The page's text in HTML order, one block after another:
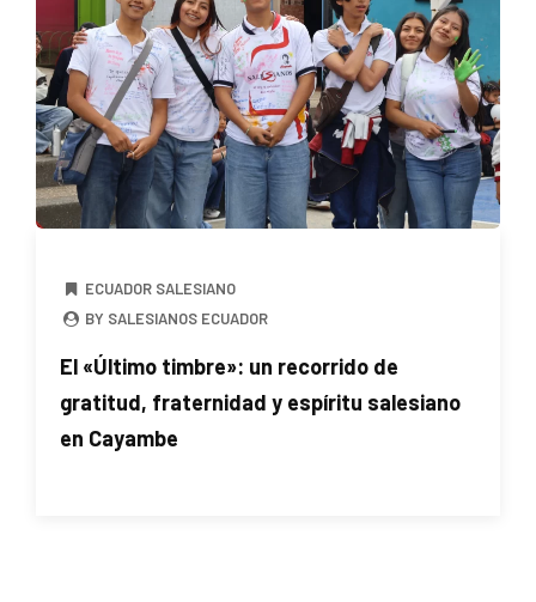
ECUADOR SALESIANO
BY SALESIANOS ECUADOR
El «Último timbre»: un recorrido de
gratitud, fraternidad y espíritu salesiano
en Cayambe